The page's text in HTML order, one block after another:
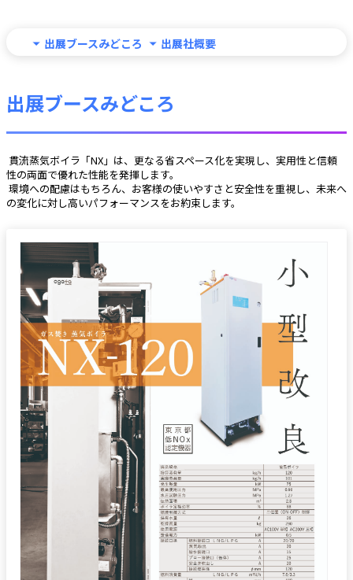
出展ブースみどころ 出展社概要
出展ブースみどころ
性の両面で優れた性能を発揮します。
の変化に対し高いパフォーマンスをお約束します。